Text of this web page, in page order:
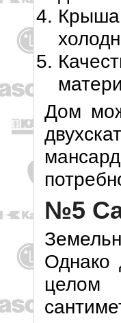
Дом
№5
Однако
целом